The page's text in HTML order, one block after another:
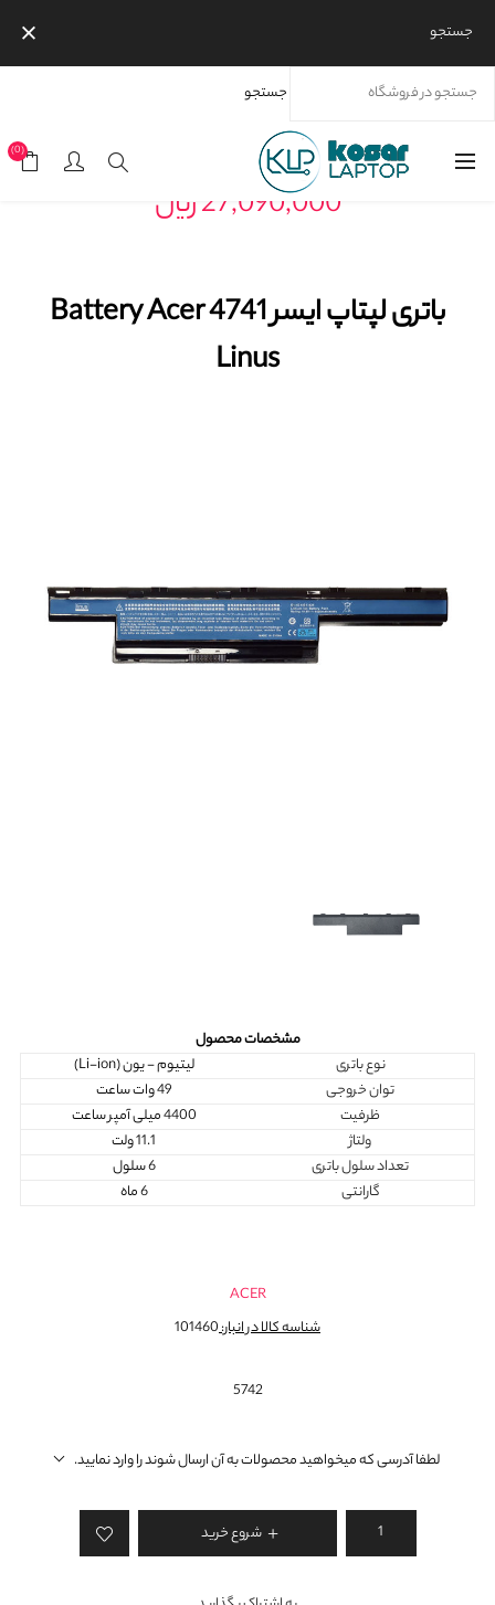
جستجو
جستجو
(0)
باتری لپتاپ ایسر Battery Acer 4741
Linus
مشخصات محصول
نوع باتری
لیتیوم - یون (Li-ion)
توان خروجی
49 وات ساعت
ظرفیت
4400 میلی آمپر ساعت
ولتاژ
11.1 ولت
تعداد سلول باتری
6 سلول
گارانتی
6 ماه
27,090,000 ریال
ACER
شناسه کالا در انبار:101460
5742
لطفا آدرسی که میخواهید محصولات به آن ارسال شوند را وارد نمایید.
شروع خرید